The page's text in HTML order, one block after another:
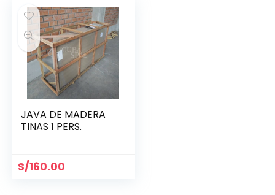
JAVA DE MADERA
TINAS 1 PERS.
S/160.00